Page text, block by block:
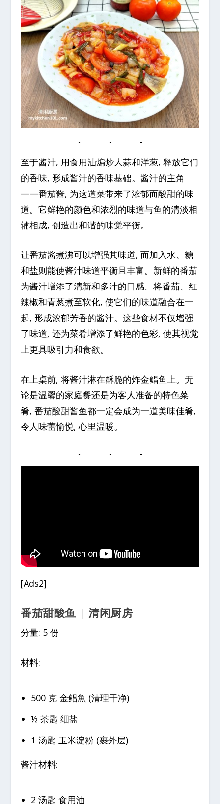
至于酱汁, 用食用油煸炒大蒜和洋葱, 释放它们
的香味, 形成酱汁的香味基础。酱汁的主角
——番茄酱, 为这道菜带来了浓郁而酸甜的味
道。它鲜艳的颜色和浓烈的味道与鱼的清淡相
辅相成, 创造出和谐的味觉平衡。
让番茄酱煮沸可以增强其味道, 而加入水、糖
和盐则能使酱汁味道平衡且丰富。新鲜的番茄
为酱汁增添了清新和多汁的口感。将番茄、红
辣椒和青葱煮至软化, 使它们的味道融合在一
起, 形成浓郁芳香的酱汁。这些食材不仅增强
了味道, 还为菜肴增添了鲜艳的色彩, 使其视觉
上更具吸引力和食欲。
在上桌前, 将酱汁淋在酥脆的炸金鲳鱼上。无
论是温馨的家庭餐还是为客人准备的特色菜
肴, 番茄酸甜酱鱼都一定会成为一道美味佳肴,
令人味蕾愉悦, 心里温暖。
[Ads2]
番茄甜酸鱼 | 清闲厨房
分量: 5 份
材料:
500 克 金鲳魚 (清理干净)
½ 茶匙 细盐
1 汤匙 玉米淀粉 (裹外层)
酱汁材料:
2 汤匙 食用油